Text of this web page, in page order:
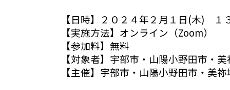
【日時】２０２４年２月１日(木) １
【実施方法】オンライン（Zoom）
【参加料】無料
【対象者】宇部市・山陽小野田市・
【主催】宇部市・山陽小野田市・美